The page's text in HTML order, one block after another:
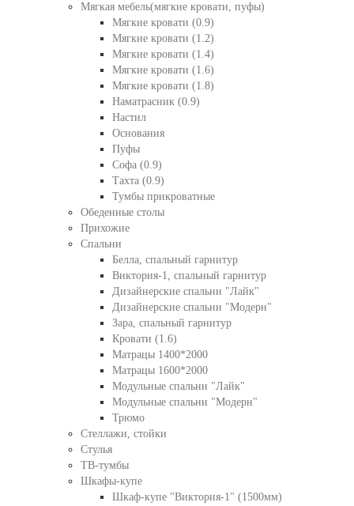
Мягкая мебель(мягкие кровати, пуфы)
Мягкие кровати (0.9)
Мягкие кровати (1.2)
Мягкие кровати (1.4)
Мягкие кровати (1.6)
Мягкие кровати (1.8)
Наматрасник (0.9)
Настил
Основания
Пуфы
Софа (0.9)
Тахта (0.9)
Тумбы прикроватные
Обеденные столы
Прихожие
Спальни
Белла, спальный гарнитур
Виктория-1, спальный гарнитур
Дизайнерские спальни "Лайк"
Дизайнерские спальни "Модерн"
Зара, спальный гарнитур
Кровати (1.6)
Матрацы 1400*2000
Матрацы 1600*2000
Модульные спальни "Лайк"
Модульные спальни "Модерн"
Трюмо
Стеллажи, стойки
Стулья
ТВ-тумбы
Шкафы-купе
Шкаф-купе "Виктория-1" (1500мм)